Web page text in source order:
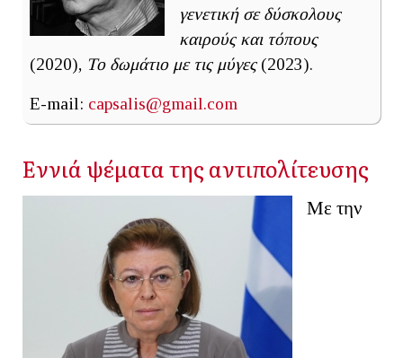
γενετική σε δύσκολους
καιρούς και τόπους
(2020), Το δωμάτιο με τις μύγες(2023).
E-mail: capsalis@gmail.com
Εννιά ψέματα της αντιπολίτευσης
Με την